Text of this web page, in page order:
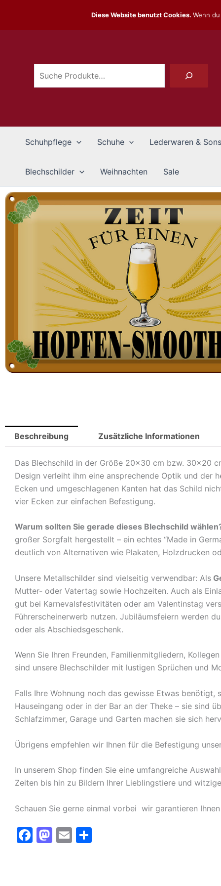
springen Suchen
Schuhpflege Schuhe Lederwaren &
Blechschilder Weihnachten Sale
Beschreibung Zusätzliche Informationen
Das Blechschild in der Größe 20×30 cm bzw. 30×20
Design verleiht ihm eine ansprechende Optik und der
Ecken und umgeschlagenen Kanten hat das Schild
vier Ecken zur einfachen Befestigung.
Warum sollten Sie gerade dieses Blechschild
großer Sorgfalt hergestellt – ein echtes “Made in
deutlich von Alternativen wie Plakaten, Holzdrucken
Unsere Metallschilder sind vielseitig verwendbar: Als
Mutter- oder Vatertag sowie Hochzeiten. Auch als
gut bei Karnevalsfestivitäten oder am Valentinstag
Führerscheinerwerb nutzen. Jubiläumsfeiern werden
oder als Abschiedsgeschenk.
Wenn Sie Ihren Freunden, Familienmitgliedern,
sind unsere Blechschilder mit lustigen Sprüchen und
Falls Ihre Wohnung noch das gewisse Etwas benötigt,
Hauseingang oder in der Bar an der Theke – sie sind
Schlafzimmer, Garage und Garten machen sie sich
Übrigens empfehlen wir Ihnen für die Befestigung
In unserem Shop finden Sie eine umfangreiche
Zeiten bis hin zu Bildern Ihrer Lieblingstiere und
Schauen Sie gerne einmal vorbei  wir garantieren
F
M E
Diese Website benutzt Cookies. Wenn